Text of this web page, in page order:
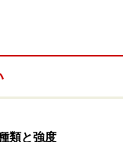
類と強度